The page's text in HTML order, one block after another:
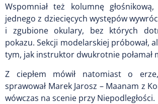
Wspomniał też kolumnę
jednego z dziecięcych występów
i zgubione okulary, bez których
pokazu. Sekcji modelarskiej próbował,
tym, jak instruktor dwukrotnie połamał
Z ciepłem mówił natomiast o
sprawował Marek Jarosz – Maanam z
wówczas na scenie przy Niepodległości.